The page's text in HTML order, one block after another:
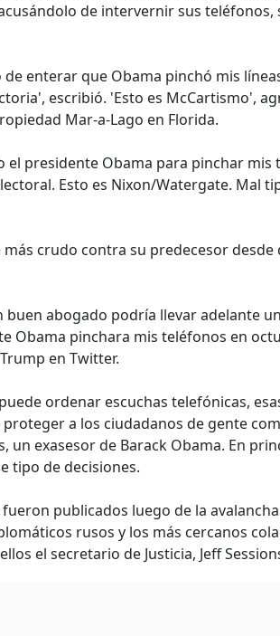
de intervernir sus
de enterar que Obama pinchó mis
escribió. 'Esto es McCartismo',
Mar-a-Lago en Florida.
el presidente Obama para pinchar
Esto es Nixon/Watergate. Mal
crudo contra su predecesor desde
buen abogado podría llevar adelante
Obama pinchara mis teléfonos en
en Twitter.
ordenar escuchas telefónicas,
a los ciudadanos de gente
un exasesor de Barack Obama. En
tipo de decisiones.
publicados luego de la
rusos y los más cercanos
el secretario de Justicia, Jeff